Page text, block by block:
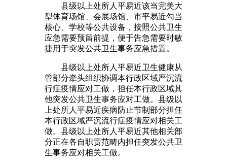
县级以上处所人平易近该当完美大
型体育场馆、会展场馆、市平易近勾当
核心、学校等公共设备，按照公共卫生
应急需要预留前提，便于告急需要时敏
捷用于突发公共卫生事务应急措置。
县级以上处所人平易近卫生健康从
管部分牵头组织协调本行政区域严沉流
行症疫情应对工做，担任本行政区域其
他突发公共卫生事务应对工做。县级以
上处所人平易近疾病防止节制部分担任
本行政区域严沉流行症疫情应对相关工
做。县级以上处所人平易近其他相关部
分正在各自职责范畴内担任突发公共卫
生事务应对相关工做。